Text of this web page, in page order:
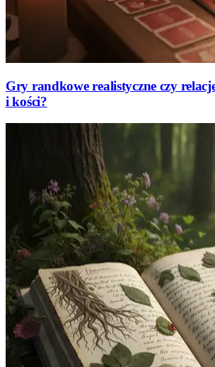
Gry randkowe realistyczne czy
i kości?